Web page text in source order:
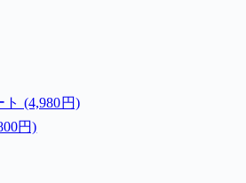
(4,980円)
円)